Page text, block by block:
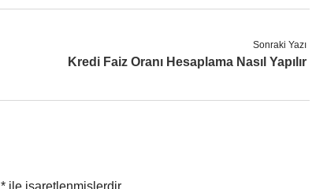
Sonraki Yazı
Kredi Faiz Oranı Hesaplama Nasıl Yapılır
* ile işaretlenmişlerdir